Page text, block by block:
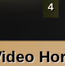
4